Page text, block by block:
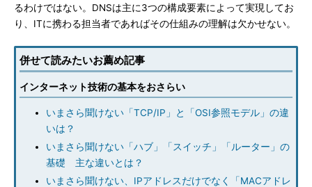
るわけではない。DNSは主に3つの構成要素によって実現してお
り、ITに携わる担当者であればその仕組みの理解は欠かせない。
併せて読みたいお薦め記事
インターネット技術の基本をおさらい
いまさら聞けない「TCP/IP」と「OSI参照モデル」の違
いは？
いまさら聞けない「ハブ」「スイッチ」「ルーター」の
基礎 主な違いとは？
いまさら聞けない、IPアドレスだけでなく「MACアドレ